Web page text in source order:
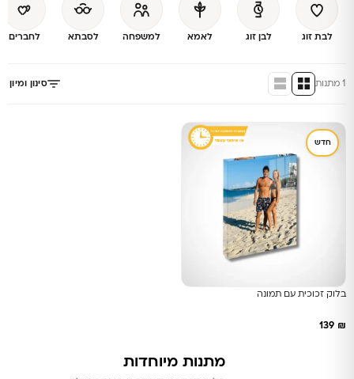
לבת זוג לבן זוג לאמא למשפחה לסבתא לחברים
1 מתנות סינון ומיון
חדש
בלוק זכוכית עם תמונה
₪
מתנות מיוחדות